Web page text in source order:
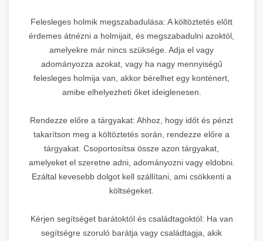
Felesleges holmik megszabadulása: A költöztetés előtt
érdemes átnézni a holmijait, és megszabadulni azoktól,
amelyekre már nincs szüksége. Adja el vagy
adományozza azokat, vagy ha nagy mennyiségű
felesleges holmija van, akkor bérelhet egy konténert,
amibe elhelyezheti őket ideiglenesen.
Rendezze előre a tárgyakat: Ahhoz, hogy időt és pénzt
takarítson meg a költöztetés során, rendezze előre a
tárgyakat. Csoportosítsa össze azon tárgyakat,
amelyeket el szeretne adni, adományozni vagy eldobni.
Ezáltal kevesebb dolgot kell szállítani, ami csökkenti a
költségeket.
Kérjen segítséget barátoktól és családtagoktól: Ha van
segítségre szoruló barátja vagy családtagja, akik